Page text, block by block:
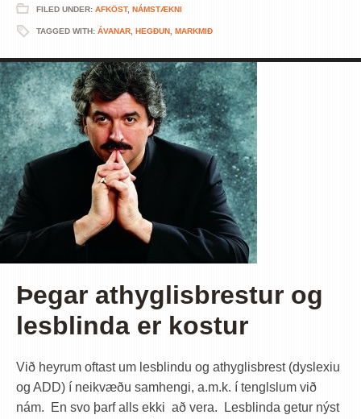
FILED UNDER: AFKÖST, NÁMSTÆKNI
TAGGED WITH: ÁVANAR HEGÐUN MARKMIÐ
Þegar athyglisbrestur og
lesblinda er kostur
Við heyrum oftast um lesblindu og athyglisbrest (dyslexiu
og ADD) í neikvæðu samhengi, a.m.k. í tenglslum við
nám. En svo þarf alls ekki að vera. Lesblinda getur nýst